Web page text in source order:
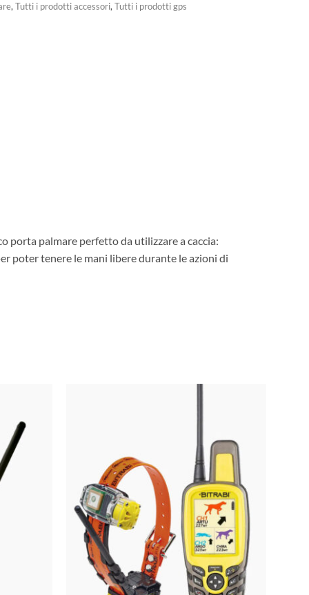
,Tutti i prodotti accessori,Tutti i prodotti gps
porta palmare perfetto da utilizzare a caccia:
poter tenere le mani libere durante le azioni di